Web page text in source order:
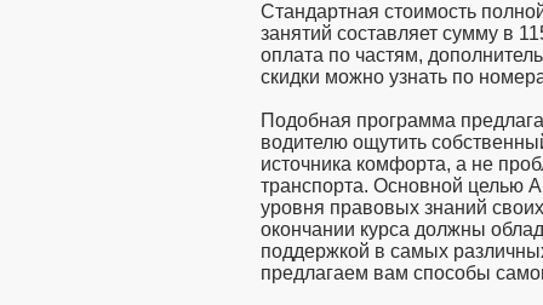
Стандартная стоимость
занятий составляет сумму в
оплата по частям,
скидки можно узнать по
Подобная программа
водителю ощутить
источника комфорта, а не
транспорта. Основной целью
уровня правовых знаний
окончании курса должны
поддержкой в самых
предлагаем вам способы